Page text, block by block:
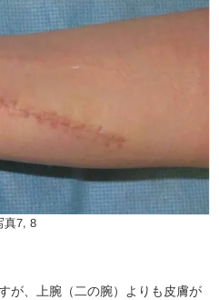
真7, 8
が、上腕（二の腕）よりも皮膚が